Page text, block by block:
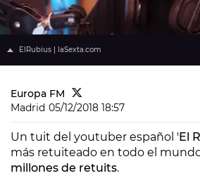
ElRubius | laSexta.com
Europa FM
Madrid 05/12/2018 18:57
Un tuit del youtuber español 'El
más retuiteado en todo el
millones de retuits.